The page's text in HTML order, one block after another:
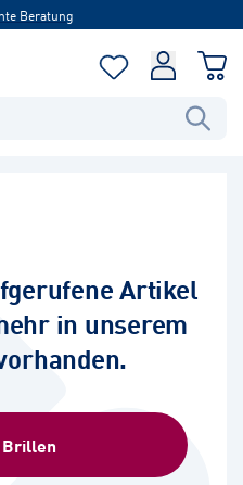
Beratung
Artikel
in unserem
Brillen